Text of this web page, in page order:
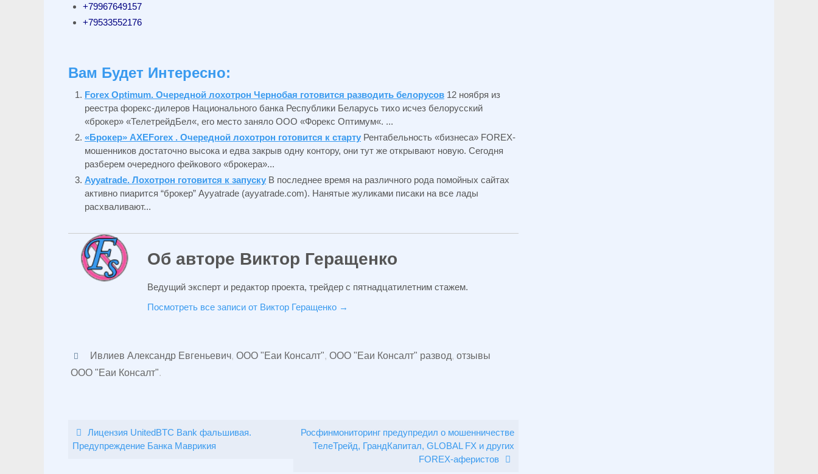
+79967649157
+79533552176
Вам Будет Интересно:
Forex Optimum. Очередной лохотрон Чернобая готовится разводить белорусов 12 ноября из
реестра форекс-дилеров Национального банка Республики Беларусь тихо исчез белорусский
«брокер» «ТелетрейдБел«, его место заняло ООО «Форекс Оптимум«. ...
«Брокер» AXEForex . Очередной лохотрон готовится к старту Рентабельность «бизнеса» FOREX-
мошенников достаточно высока и едва закрыв одну контору, они тут же открывают новую. Сегодня
разберем очередного фейкового «брокера»...
Ayyatrade. Лохотрон готовится к запуску В последнее время на различного рода помойных сайтах
активно пиарится “брокер” Ayyatrade (ayyatrade.com). Нанятые жуликами писаки на все лады
расхваливают...
Об авторе Виктор Геращенко
Ведущий эксперт и редактор проекта, трейдер с пятнадцатилетним стажем.
Посмотреть все записи от Виктор Геращенко →
Ивлиев Александр Евгеньевич, ООО "Еаи Консалт", ООО "Еаи Консалт" развод, отзывы
ООО "Еаи Консалт".
Лицензия UnitedBTC Bank фальшивая.
Предупреждение Банка Маврикия
Росфинмониторинг предупредил о мошенничестве
ТелеТрейд, ГрандКапитал, GLOBAL FX и других
FOREX-аферистов